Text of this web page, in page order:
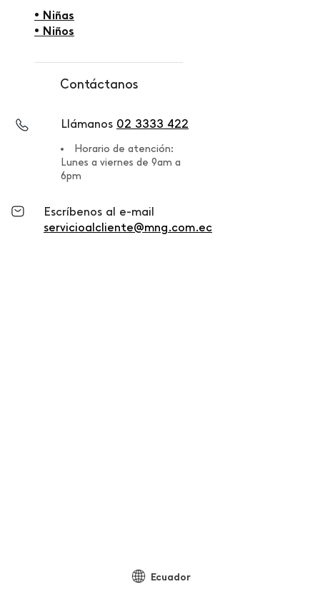
• Niñas
• Niños
Contáctanos
Llámanos 02 3333 422
Horario de atención:
Lunes a viernes de 9am a
6pm
Escríbenos al e-mail
servicioalcliente@mng.com.ec
Ecuador